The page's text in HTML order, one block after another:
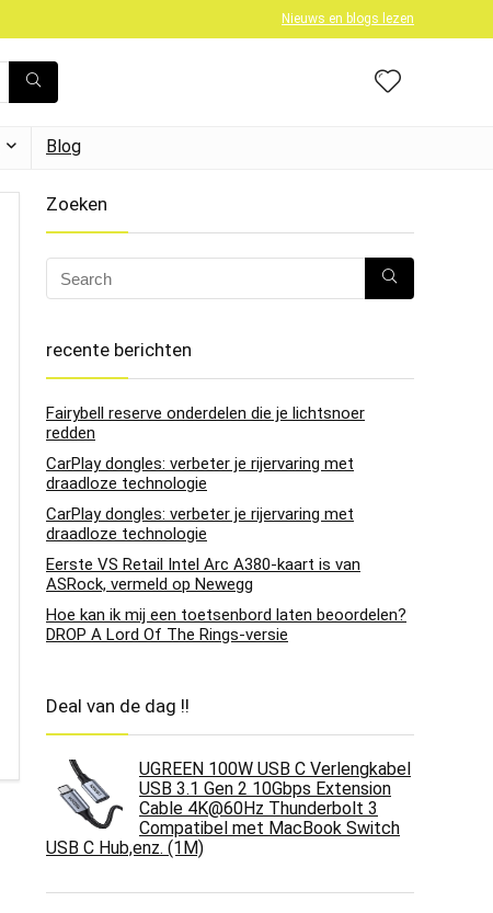
Nieuws en blogs lezen
Blog
Zoeken
recente berichten
Fairybell reserve onderdelen die je lichtsnoer
redden
CarPlay dongles: verbeter je rijervaring met
draadloze technologie
CarPlay dongles: verbeter je rijervaring met
draadloze technologie
Eerste VS Retail Intel Arc A380-kaart is van
ASRock, vermeld op Newegg
Hoe kan ik mij een toetsenbord laten beoordelen?
DROP A Lord Of The Rings-versie
Deal van de dag !!
UGREEN 100W USB C Verlengkabel
USB 3.1 Gen 2 10Gbps Extension
Cable 4K@60Hz Thunderbolt 3
Compatibel met MacBook Switch
USB C Hub,enz. (1M)